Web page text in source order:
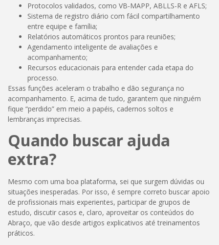
Protocolos validados, como VB-MAPP, ABLLS-R e AFLS;
Sistema de registro diário com fácil compartilhamento
entre equipe e família;
Relatórios automáticos prontos para reuniões;
Agendamento inteligente de avaliações e
acompanhamento;
Recursos educacionais para entender cada etapa do
processo.
Essas funções aceleram o trabalho e dão segurança no
acompanhamento. E, acima de tudo, garantem que ninguém
fique “perdido” em meio a papéis, cadernos soltos e
lembranças imprecisas.
Quando buscar ajuda
extra?
Mesmo com uma boa plataforma, sei que surgem dúvidas ou
situações inesperadas. Por isso, é sempre correto buscar apoio
de profissionais mais experientes, participar de grupos de
estudo, discutir casos e, claro, aproveitar os conteúdos do
Abraço, que vão desde artigos explicativos até treinamentos
práticos.